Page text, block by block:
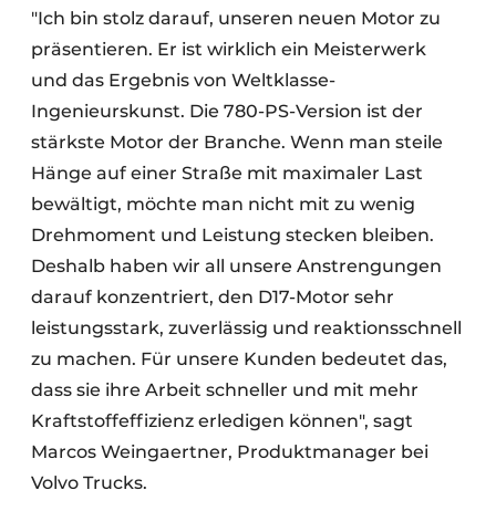
"Ich bin stolz darauf, unseren neuen Motor zu
präsentieren. Er ist wirklich ein Meisterwerk
und das Ergebnis von Weltklasse-
Ingenieurskunst. Die 780-PS-Version ist der
stärkste Motor der Branche. Wenn man steile
Hänge auf einer Straße mit maximaler Last
bewältigt, möchte man nicht mit zu wenig
Drehmoment und Leistung stecken bleiben.
Deshalb haben wir all unsere Anstrengungen
darauf konzentriert, den D17-Motor sehr
leistungsstark, zuverlässig und reaktionsschnell
zu machen. Für unsere Kunden bedeutet das,
dass sie ihre Arbeit schneller und mit mehr
Kraftstoffeffizienz erledigen können", sagt
Marcos Weingaertner, Produktmanager bei
Volvo Trucks.